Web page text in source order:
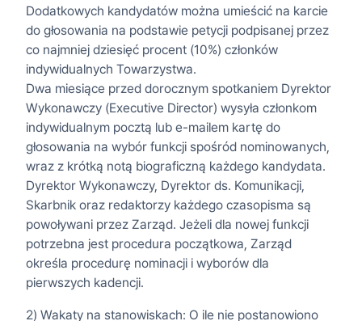
Dodatkowych kandydatów można umieścić na karcie
do głosowania na podstawie petycji podpisanej przez
co najmniej dziesięć procent (10%) członków
indywidualnych Towarzystwa.
Dwa miesiące przed dorocznym spotkaniem Dyrektor
Wykonawczy (Executive Director) wysyła członkom
indywidualnym pocztą lub e-mailem kartę do
głosowania na wybór funkcji spośród nominowanych,
wraz z krótką notą biograficzną każdego kandydata.
Dyrektor Wykonawczy, Dyrektor ds. Komunikacji,
Skarbnik oraz redaktorzy każdego czasopisma są
powoływani przez Zarząd. Jeżeli dla nowej funkcji
potrzebna jest procedura początkowa, Zarząd
określa procedurę nominacji i wyborów dla
pierwszych kadencji.
2) Wakaty na stanowiskach: O ile nie postanowiono